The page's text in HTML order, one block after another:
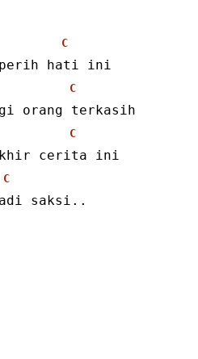
C
perih hati ini
C
orang terkasih
C
akhir cerita ini
C
saksi..